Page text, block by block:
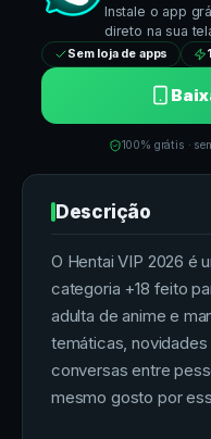
Instale o app
direto na sua
Sem loja de apps
100% grátis ·
Descrição
O Hentai VIP 2026 é
categoria +18 feito
adulta de anime e
temáticas,
conversas entre
mesmo gosto por